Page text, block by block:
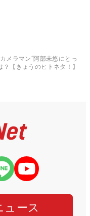
メラマン”阿部未悠にとっ
？【きょうのヒトネタ！】
ュース